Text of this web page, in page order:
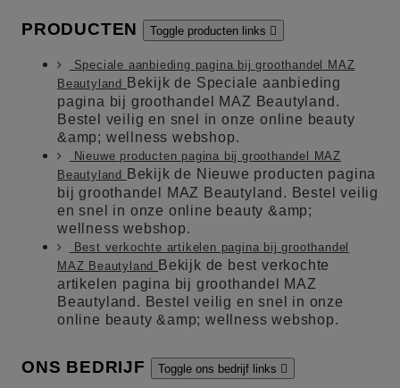
PRODUCTEN Toggle producten links 
Speciale aanbieding pagina bij groothandel MAZ
Beautyland Bekijk de Speciale aanbieding
pagina bij groothandel MAZ Beautyland.
Bestel veilig en snel in onze online beauty
&amp; wellness webshop.
Nieuwe producten pagina bij groothandel MAZ
Beautyland Bekijk de Nieuwe producten pagina
bij groothandel MAZ Beautyland. Bestel veilig
en snel in onze online beauty &amp;
wellness webshop.
Best verkochte artikelen pagina bij groothandel
MAZ Beautyland Bekijk de best verkochte
artikelen pagina bij groothandel MAZ
Beautyland. Bestel veilig en snel in onze
online beauty &amp; wellness webshop.
ONS BEDRIJF Toggle ons bedrijf links 